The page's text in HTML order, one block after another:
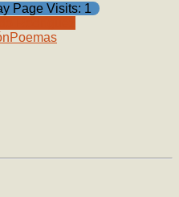
Page Visits: 1
Poemas